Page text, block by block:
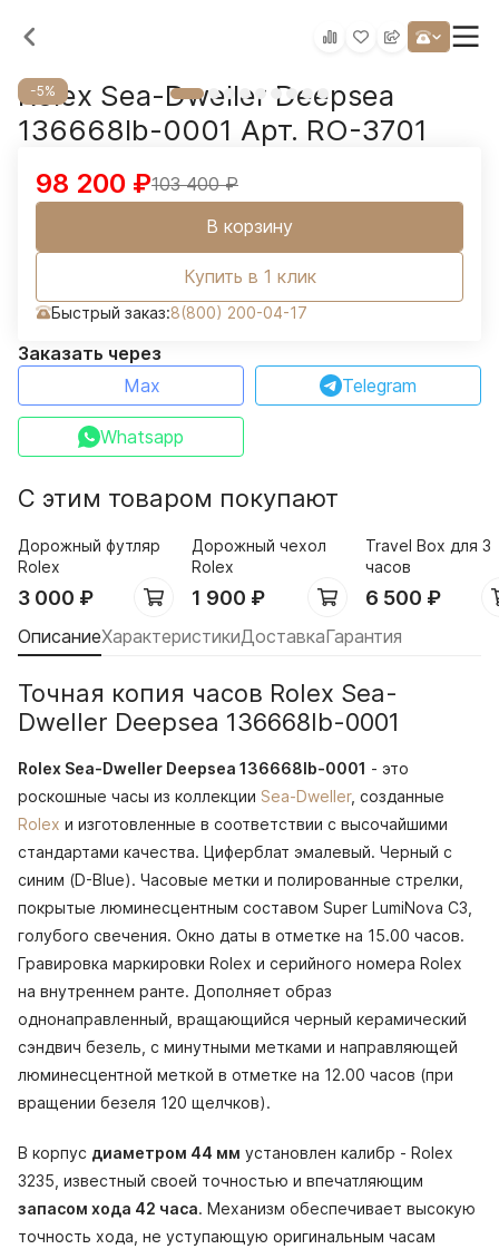
-5%
Rolex Sea-Dweller Deepsea
136668lb-0001 Арт. RO-3701
103 400₽
98 200 ₽
В корзину
Купить в 1 клик
Быстрый заказ:8(800) 200-04-17
Заказать через
Max
Telegram
Whatsapp
С этим товаром покупают
Дорожный футляр
Rolex
3 000 ₽
Дорожный чехол
Rolex
1 900 ₽
Travel Box для 3
часов
6 500 ₽
ОписаниеХарактеристикиДоставкаГарантия
Точная копия часов Rolex Sea-
Dweller Deepsea 136668lb-0001
Rolex Sea-Dweller Deepsea 136668lb-0001 - это
роскошные часы из коллекции Sea-Dweller, созданные
Rolex и изготовленные в соответствии с высочайшими
стандартами качества. Циферблат эмалевый. Черный с
синим (D-Blue). Часовые метки и полированные стрелки,
покрытые люминесцентным составом Super LumiNova С3,
голубого свечения. Окно даты в отметке на 15.00 часов.
Гравировка маркировки Rolex и серийного номера Rolex
на внутреннем ранте. Дополняет образ
однонаправленный, вращающийся черный керамический
сэндвич безель, с минутными метками и направляющей
люминесцентной меткой в отметке на 12.00 часов (при
вращении безеля 120 щелчков).
В корпус диаметром 44 мм установлен калибр - Rolex
3235, известный своей точностью и впечатляющим
запасом хода 42 часа. Механизм обеспечивает высокую
точность хода, не уступающую оригинальным часам